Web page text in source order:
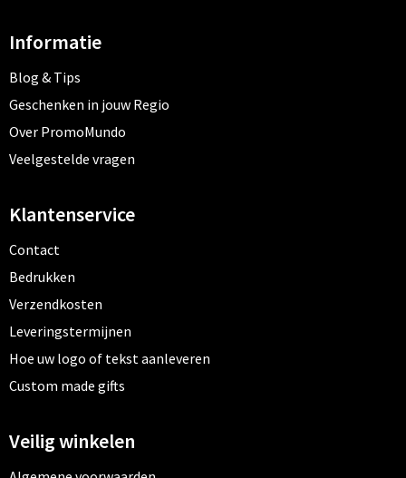
Informatie
Blog & Tips
Geschenken in jouw Regio
Over PromoMundo
Veelgestelde vragen
Klantenservice
Contact
Bedrukken
Verzendkosten
Leveringstermijnen
Hoe uw logo of tekst aanleveren
Custom made gifts
Veilig winkelen